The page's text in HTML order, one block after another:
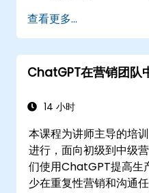
将 ChatGPT 融入营
效率。
查看更多...
ChatGPT在营销团队
14 小时
本课程为讲师主导的培
进行，面向初级到中级
们使用ChatGPT提高生
少在重复性营销和沟通